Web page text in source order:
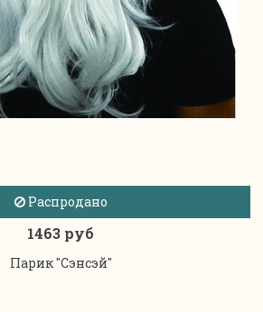
Распродано
1463 руб
Парик "Сэнсэй"